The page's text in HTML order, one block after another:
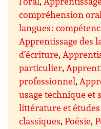
compréhension
langues :
Apprentissage des
d’écriture,
particulier,
professionnel,
usage technique et
littérature et
classiques,Poésie,